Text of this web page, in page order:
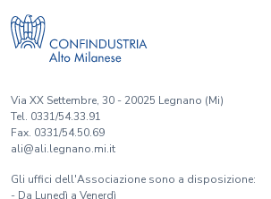
Via XX Settembre, 30 - 20025 Legnano (Mi)
Tel. 0331/54.33.91
Fax. 0331/54.50.69
ali@ali.legnano.mi.it
Gli uffici dell'Associazione sono a disposizione:
- Da Lunedì a Venerdì